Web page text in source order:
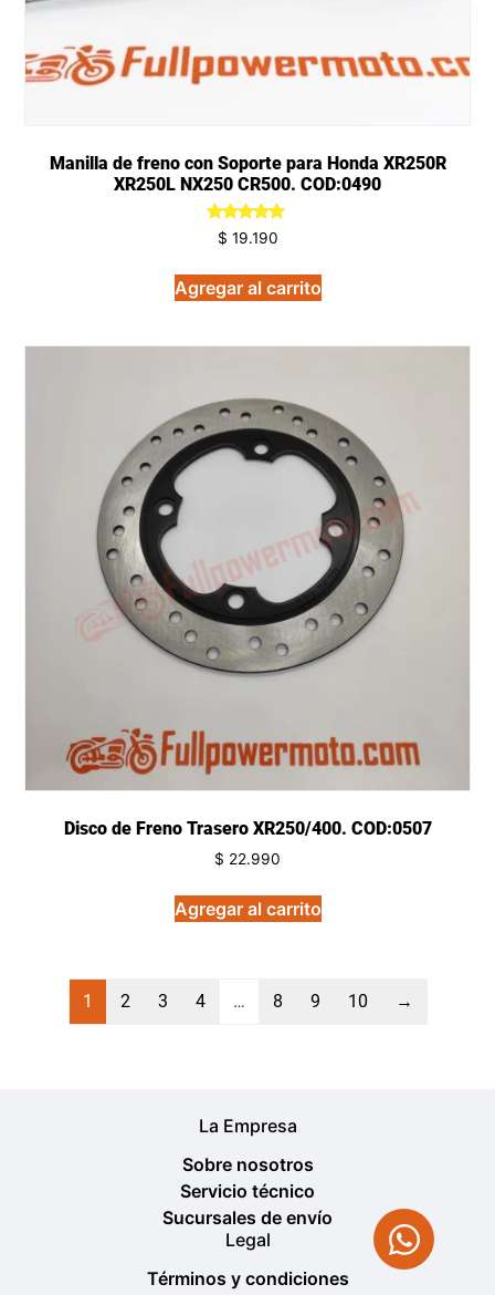
Manilla de freno con Soporte para Honda XR250R
XR250L NX250 CR500. COD:0490
Valorado
en
de 5
$ 19.190
Agregar al carrito
Disco de Freno Trasero XR250/400. COD:0507
$ 22.990
Agregar al carrito
1 2 3 4 … 8 9 10 →
La Empresa
Sobre nosotros
Servicio técnico
Sucursales de envío
Legal
Términos y condiciones